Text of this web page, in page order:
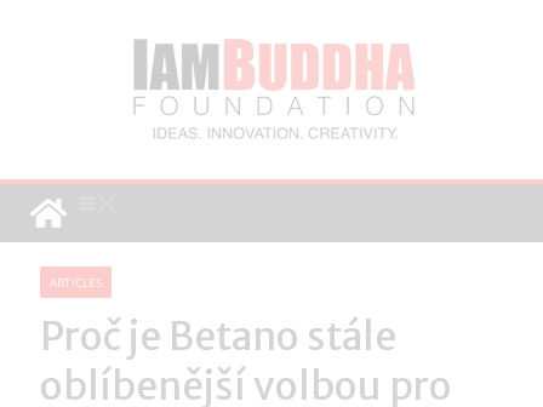
ARTICLES
Proč je Betano stále
oblíbenější volbou pro